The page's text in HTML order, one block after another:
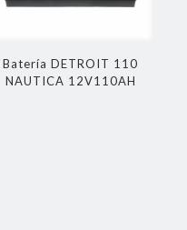
Batería DETROIT 110
NAUTICA 12V110AH